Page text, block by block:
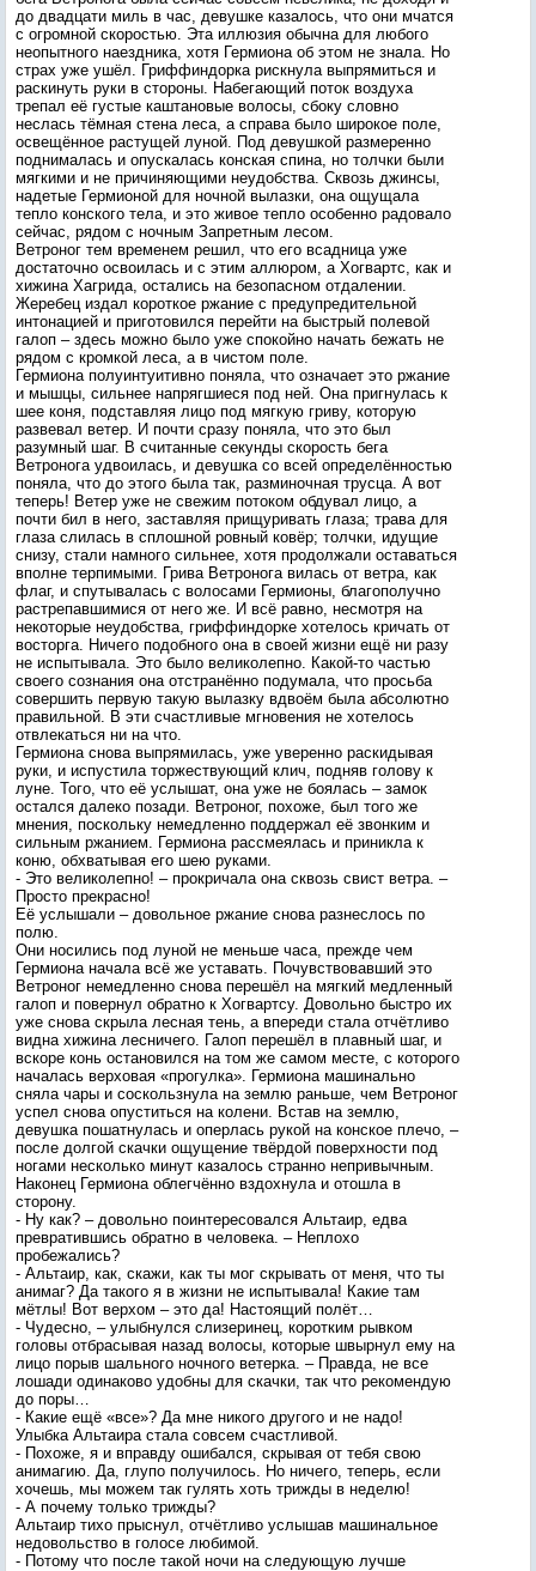
до двадцати миль в час, девушке казалось, что они мчатся
с огромной скоростью. Эта иллюзия обычна для любого
неопытного наездника, хотя Гермиона об этом не знала. Но
страх уже ушёл. Гриффиндорка рискнула выпрямиться и
раскинуть руки в стороны. Набегающий поток воздуха
трепал её густые каштановые волосы, сбоку словно
неслась тёмная стена леса, а справа было широкое поле,
освещённое растущей луной. Под девушкой размеренно
поднималась и опускалась конская спина, но толчки были
мягкими и не причиняющими неудобства. Сквозь джинсы,
надетые Гермионой для ночной вылазки, она ощущала
тепло конского тела, и это живое тепло особенно радовало
сейчас, рядом с ночным Запретным лесом.
Ветроног тем временем решил, что его всадница уже
достаточно освоилась и с этим аллюром, а Хогвартс, как и
хижина Хагрида, остались на безопасном отдалении.
Жеребец издал короткое ржание с предупредительной
интонацией и приготовился перейти на быстрый полевой
галоп – здесь можно было уже спокойно начать бежать не
рядом с кромкой леса, а в чистом поле.
Гермиона полуинтуитивно поняла, что означает это ржание
и мышцы, сильнее напрягшиеся под ней. Она пригнулась к
шее коня, подставляя лицо под мягкую гриву, которую
развевал ветер. И почти сразу поняла, что это был
разумный шаг. В считанные секунды скорость бега
Ветронога удвоилась, и девушка со всей определённостью
поняла, что до этого была так, разминочная трусца. А вот
теперь! Ветер уже не свежим потоком обдувал лицо, а
почти бил в него, заставляя прищуривать глаза; трава для
глаза слилась в сплошной ровный ковёр; толчки, идущие
снизу, стали намного сильнее, хотя продолжали оставаться
вполне терпимыми. Грива Ветронога вилась от ветра, как
флаг, и спутывалась с волосами Гермионы, благополучно
растрепавшимися от него же. И всё равно, несмотря на
некоторые неудобства, гриффиндорке хотелось кричать от
восторга. Ничего подобного она в своей жизни ещё ни разу
не испытывала. Это было великолепно. Какой-то частью
своего сознания она отстранённо подумала, что просьба
совершить первую такую вылазку вдвоём была абсолютно
правильной. В эти счастливые мгновения не хотелось
отвлекаться ни на что.
Гермиона снова выпрямилась, уже уверенно раскидывая
руки, и испустила торжествующий клич, подняв голову к
луне. Того, что её услышат, она уже не боялась – замок
остался далеко позади. Ветроног, похоже, был того же
мнения, поскольку немедленно поддержал её звонким и
сильным ржанием. Гермиона рассмеялась и приникла к
коню, обхватывая его шею руками.
- Это великолепно! – прокричала она сквозь свист ветра. –
Просто прекрасно!
Её услышали – довольное ржание снова разнеслось по
полю.
Они носились под луной не меньше часа, прежде чем
Гермиона начала всё же уставать. Почувствовавший это
Ветроног немедленно снова перешёл на мягкий медленный
галоп и повернул обратно к Хогвартсу. Довольно быстро их
уже снова скрыла лесная тень, а впереди стала отчётливо
видна хижина лесничего. Галоп перешёл в плавный шаг, и
вскоре конь остановился на том же самом месте, с которого
началась верховая «прогулка». Гермиона машинально
сняла чары и соскользнула на землю раньше, чем Ветроног
успел снова опуститься на колени. Встав на землю,
девушка пошатнулась и оперлась рукой на конское плечо, –
после долгой скачки ощущение твёрдой поверхности под
ногами несколько минут казалось странно непривычным.
Наконец Гермиона облегчённо вздохнула и отошла в
сторону.
- Ну как? – довольно поинтересовался Альтаир, едва
превратившись обратно в человека. – Неплохо
пробежались?
- Альтаир, как, скажи, как ты мог скрывать от меня, что ты
анимаг? Да такого я в жизни не испытывала! Какие там
мётлы! Вот верхом – это да! Настоящий полёт…
- Чудесно, – улыбнулся слизеринец, коротким рывком
головы отбрасывая назад волосы, которые швырнул ему на
лицо порыв шального ночного ветерка. – Правда, не все
лошади одинаково удобны для скачки, так что рекомендую
до поры…
- Какие ещё «все»? Да мне никого другого и не надо!
Улыбка Альтаира стала совсем счастливой.
- Похоже, я и вправду ошибался, скрывая от тебя свою
анимагию. Да, глупо получилось. Но ничего, теперь, если
хочешь, мы можем так гулять хоть трижды в неделю!
- А почему только трижды?
Альтаир тихо прыснул, отчётливо услышав машинальное
недовольство в голосе любимой.
- Потому что после такой ночи на следующую лучше